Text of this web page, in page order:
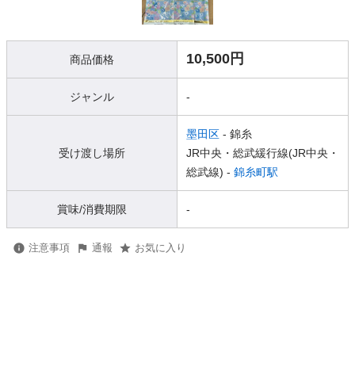
商品価格 10,500円
ジャンル -
受け渡し場所
墨田区 - 錦糸
JR中央・総武緩行線(JR中央・
総武線) - 錦糸町駅
賞味/消費期限 -
注意事項 通報 お気に入り